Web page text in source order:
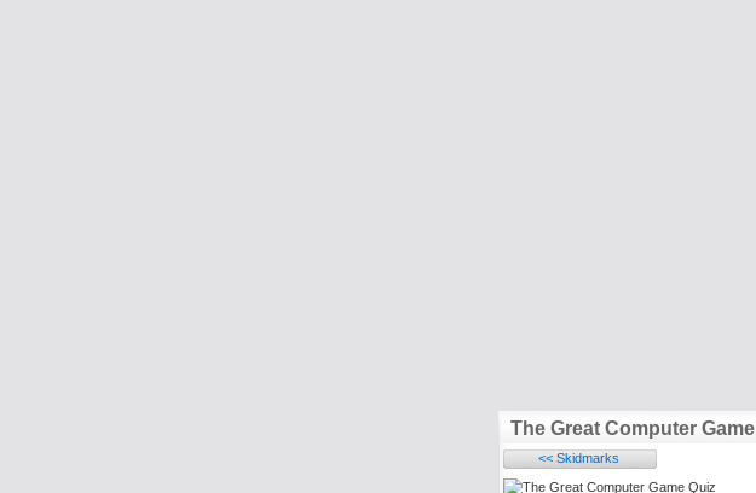
The Great Computer
<< Skidmarks
Ich möchte eine E-Mail, wenn auf dieser Seite weitere Kommentare erscheinen.